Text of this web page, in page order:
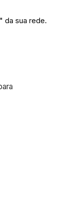
da sua rede.